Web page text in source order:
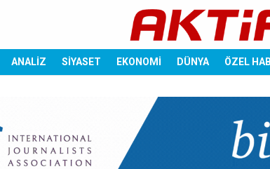
ANALİZ SİYASET EKONOMİ DÜNYA ÖZEL